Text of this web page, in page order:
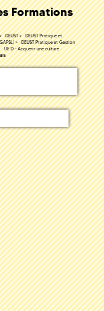
Formations
DEUST
DEUST Pratique et
DEUST Pratique et Gestion
UE D - Acquérir une culture